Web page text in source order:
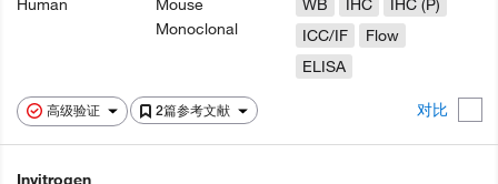
高级验证 2篇参考文献 对比
Human
Mouse
Monoclonal
WB
IHC
IHC (P)
ICC/IF
Flow
ELISA
Invitrogen